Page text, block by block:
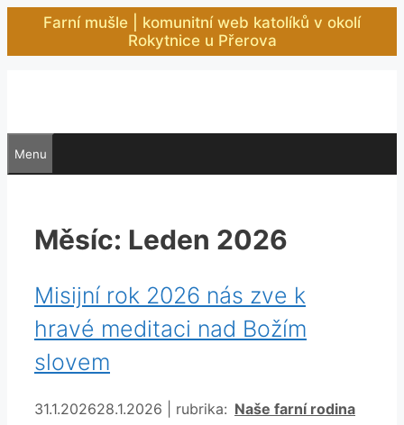
Přeskočit
obsah
Farní mušle | komunitní web katolíků v okolí
Rokytnice u Přerova
Menu
Měsíc: Leden 2026
Misijní rok 2026 nás zve k
hravé meditaci nad Božím
slovem
31.1.202628.1.2026 rubrika: Rubriky
Naše farní rodina